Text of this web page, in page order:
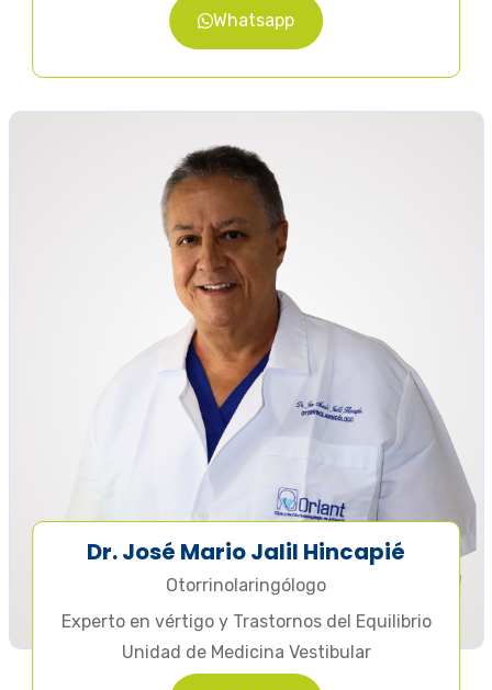
Whatsapp
Dr. José Mario Jalil Hincapié
Otorrinolaringólogo
Experto en vértigo y Trastornos del Equilibrio
Unidad de Medicina Vestibular